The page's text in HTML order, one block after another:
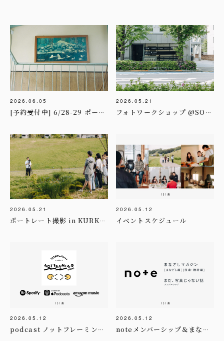
2026.06.05
[予約受付中] 6/28-29 ポートレート撮影day in KUUHAKU
2026.05.21
フォトワークショップ @SOW EXPERIENCE様
2026.05.21
ポートレート撮影 in KURKKU FIELDS様
2026.05.12
イベントスケジュール
2026.05.12
podcast ノットフレーミング・ラジオ
2026.05.12
noteメンバーシップ＆まなざしマガジン[まなざし編 / 技術・機材編]